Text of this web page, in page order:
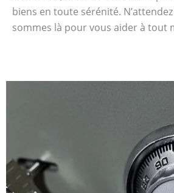
biens en toute sérénité.
sommes là pour vous aider à tout